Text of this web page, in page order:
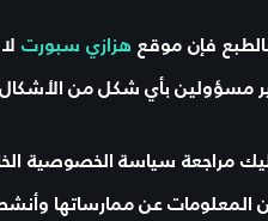
فإن موقع هزازي سبورت
مسؤولين بأي شكل من
مراجعة سياسة الخصوصية
المعلومات عن ممارساتها